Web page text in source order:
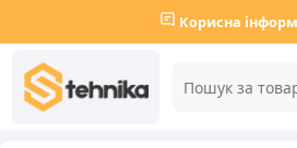
Корисна